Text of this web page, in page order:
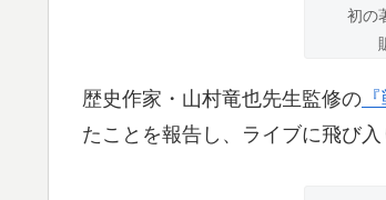
初の
歴史作家・山村竜也先生監修の
たことを報告し、ライブに飛び